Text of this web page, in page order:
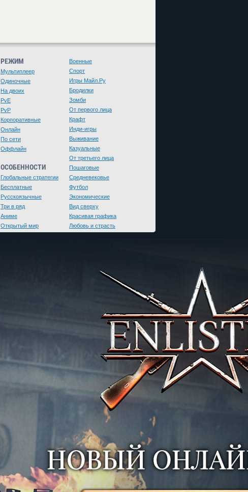
РЕЖИМ
Мультиплеер
Одиночные
На двоих
PvE
PvP
Корпоративные
Онлайн
По сети
Оффлайн
ОСОБЕННОСТИ
Глобальные стратегии
Бесплатные
Русскоязычные
Три в ряд
Аниме
Открытый мир
Военные
Спорт
Игры Майл.Ру
Бродилки
Зомби
От первого лица
Крафт
Инди-игры
Выживание
Казуальные
От третьего лица
Пошаговые
Средневековье
Футбол
Экономические
Вид сверху
Красивая графика
Любовь и страсть